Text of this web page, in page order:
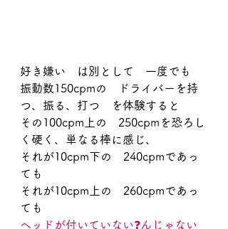
好き嫌い　は別として　一度でも
振動数150cpmの　ドライバーを持
つ、振る、打つ　を体験すると
その100cpm上の　250cpmを恐ろし
く硬く、単なる棒に感じ、
それが10cpm下の　240cpmであっ
ても
それが10cpm上の　260cpmであっ
ても
ヘッドが付いていない❓んじゃない